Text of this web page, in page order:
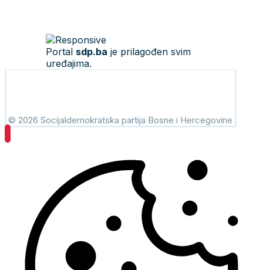
Portal sdp.ba je prilagođen svim
uređajima.
© 2026 Socijaldemokratska partija Bosne i Hercegovine